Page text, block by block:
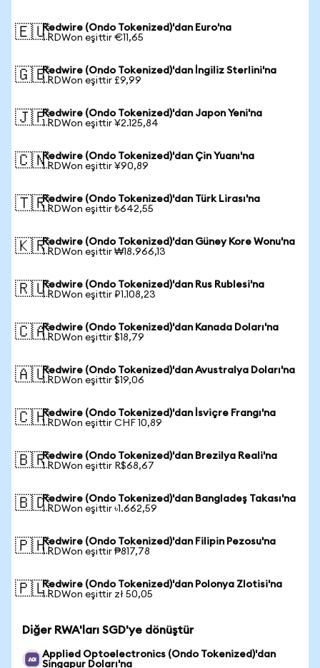
🇪🇺Redwire (Ondo Tokenized)'dan Euro'na
1 RDWon eşittir €11,65
🇬🇧Redwire (Ondo Tokenized)'dan İngiliz Sterlini'na
1 RDWon eşittir £9,99
🇯🇵Redwire (Ondo Tokenized)'dan Japon Yeni'na
1 RDWon eşittir ¥2.125,84
🇨🇳Redwire (Ondo Tokenized)'dan Çin Yuanı'na
1 RDWon eşittir ¥90,89
🇹🇷Redwire (Ondo Tokenized)'dan Türk Lirası'na
1 RDWon eşittir ₺642,55
🇰🇷Redwire (Ondo Tokenized)'dan Güney Kore Wonu'na
1 RDWon eşittir ₩18.966,13
🇷🇺Redwire (Ondo Tokenized)'dan Rus Rublesi'na
1 RDWon eşittir ₽1.108,23
🇨🇦Redwire (Ondo Tokenized)'dan Kanada Doları'na
1 RDWon eşittir $18,79
🇦🇺Redwire (Ondo Tokenized)'dan Avustralya Doları'na
1 RDWon eşittir $19,06
🇨🇭Redwire (Ondo Tokenized)'dan İsviçre Frangı'na
1 RDWon eşittir CHF 10,89
🇧🇷Redwire (Ondo Tokenized)'dan Brezilya Reali'na
1 RDWon eşittir R$68,67
🇧🇩Redwire (Ondo Tokenized)'dan Bangladeş Takası'na
1 RDWon eşittir ৳1.662,59
🇵🇭Redwire (Ondo Tokenized)'dan Filipin Pezosu'na
1 RDWon eşittir ₱817,78
🇵🇱Redwire (Ondo Tokenized)'dan Polonya Zlotisi'na
1 RDWon eşittir zł 50,05
Diğer RWA'ları SGD'ye dönüştür
Applied Optoelectronics (Ondo Tokenized)'dan
Singapur Doları'na